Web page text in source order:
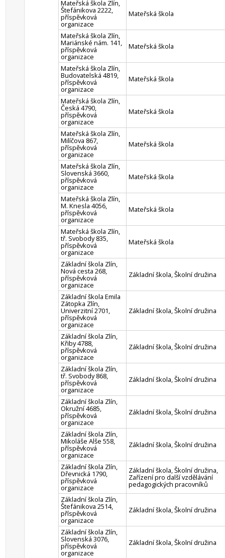
Mateřská škola Zlín,
Štefánikova 2222,
příspěvková
organizace
Mateřská škola
Mateřská škola Zlín,
Mariánské nám. 141,
příspěvková
organizace
Mateřská škola
Mateřská škola Zlín,
Budovatelská 4819,
příspěvková
organizace
Mateřská škola
Mateřská škola Zlín,
Česká 4790,
příspěvková
organizace
Mateřská škola
Mateřská škola Zlín,
Milíčova 867,
příspěvková
organizace
Mateřská škola
Mateřská škola Zlín,
Slovenská 3660,
příspěvková
organizace
Mateřská škola
Mateřská škola Zlín,
M. Knesla 4056,
příspěvková
organizace
Mateřská škola
Mateřská škola Zlín,
tř. Svobody 835,
příspěvková
organizace
Mateřská škola
Základní škola Zlín,
Nová cesta 268,
příspěvková
organizace
Základní škola, Školní družina
Základní škola Emila
Zátopka Zlín,
Univerzitní 2701,
příspěvková
organizace
Základní škola, Školní družina
Základní škola Zlín,
Křiby 4788,
příspěvková
organizace
Základní škola, Školní družina
Základní škola Zlín,
tř. Svobody 868,
příspěvková
organizace
Základní škola, Školní družina
Základní škola Zlín,
Okružní 4685,
příspěvková
organizace
Základní škola, Školní družina
Základní škola Zlín,
Mikoláše Alše 558,
příspěvková
organizace
Základní škola, Školní družina
Základní škola Zlín,
Dřevnická 1790,
příspěvková
organizace
Základní škola, Školní družina,
Zařízení pro další vzdělávání
pedagogických pracovníků
Základní škola Zlín,
Štefánikova 2514,
příspěvková
organizace
Základní škola, Školní družina
Základní škola Zlín,
Slovenská 3076,
příspěvková
organizace
Základní škola, Školní družina